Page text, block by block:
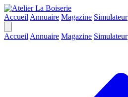
Accueil Annuaire Magazine Simulateur
Accueil Annuaire Magazine Simulateur